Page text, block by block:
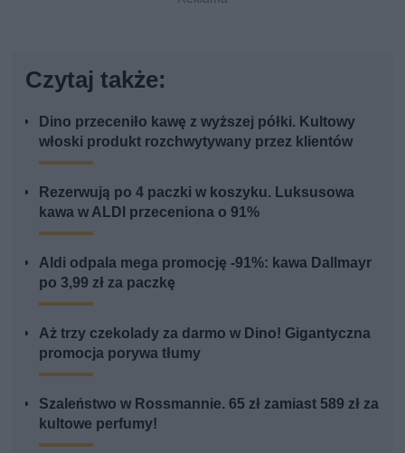
Czytaj także:
Dino przeceniło kawę z wyższej półki. Kultowy
włoski produkt rozchwytywany przez klientów
Rezerwują po 4 paczki w koszyku. Luksusowa
kawa w ALDI przeceniona o 91%
Aldi odpala mega promocję -91%: kawa Dallmayr
po 3,99 zł za paczkę
Aż trzy czekolady za darmo w Dino! Gigantyczna
promocja porywa tłumy
Szaleństwo w Rossmannie. 65 zł zamiast 589 zł za
kultowe perfumy!